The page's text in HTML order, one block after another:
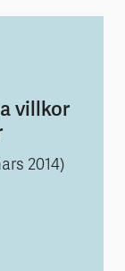
villkor
2014)